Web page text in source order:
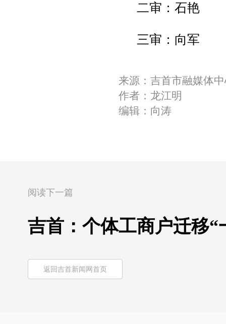
二审：石艳
三审：向军
来源：吉首市融媒体
作者：龙江明
编辑：向涛
阅读下一篇
吉首：个体工商户迁移“
返回吉首新闻网首页